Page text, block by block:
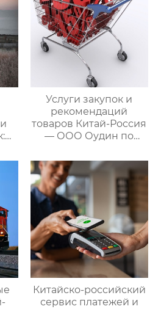
Услуги закупок и
рекомендаций
товаров Китай-Россия
— ООО Оудин по
международными
цепями поставок
Китайско-российский
сервис платежей и